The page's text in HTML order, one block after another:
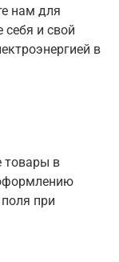
нам для
себя и свой
в
товары в
при